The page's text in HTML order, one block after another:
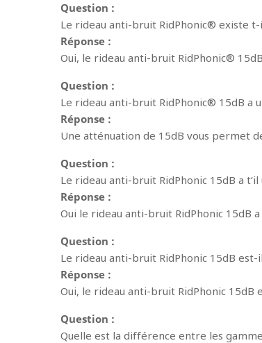
Question :
Le rideau anti-bruit RidPhonic® existe
Réponse :
Oui, le rideau anti-bruit RidPhonic®
Question :
Le rideau anti-bruit RidPhonic® 15dB a
Réponse :
Une atténuation de 15dB vous permet
Question :
Le rideau anti-bruit RidPhonic 15dB a
Réponse :
Oui le rideau anti-bruit RidPhonic 15dB
Question :
Le rideau anti-bruit RidPhonic 15dB est-
Réponse :
Oui, le rideau anti-bruit RidPhonic 15dB
Question :
Quelle est la différence entre les